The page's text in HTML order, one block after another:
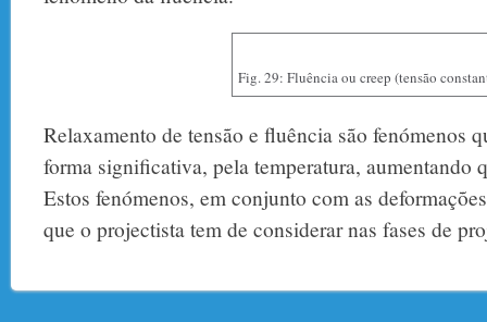
Fig. 29: Fluência ou creep (tensão
Relaxamento de tensão e fluência são fenómenos
forma significativa, pela temperatura, aumentando
Estos fenómenos, em conjunto com as
que o projectista tem de considerar nas fases de